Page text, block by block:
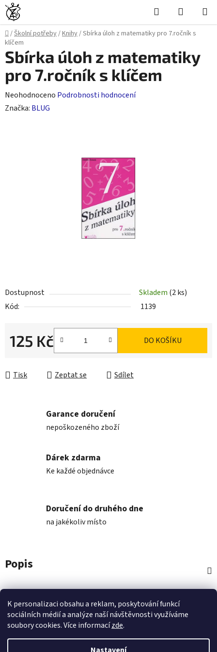
K personalizaci obsahu a reklam, poskytování funkcí
sociálních médií a analýze naší návštěvnosti využíváme
soubory cookies. Více informacízde.
Přejít
na
obsah
Hledat
KOŠÍK
Domů
/Školní potřeby/Knihy/Sbírka úloh z matematiky pro 7.ročník s
klíčem
Dostupnost Skladem (2 ks)
Kód:
1139
125 Kč DO KOŠÍKU
Tisk Zeptat se Sdílet
Sbírka úloh z matematiky
pro 7.ročník s klíčem
Průměrné
hodnocení
Neohodnoceno Podrobnosti hodnocení
Značka: BLUG
Garance doručení
nepoškozeného zboží
Dárek zdarma
Ke každé objednávce
Doručení do druhého dne
na jakékoliv místo
Popis
Diskuze